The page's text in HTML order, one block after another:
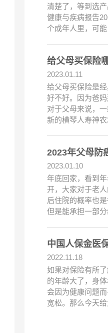
清楚了，等到选
健康与疾病报告
个成年人里，可能
给父母买保险
2023.01.11
给父母买保险是
好不好。因为爸
对于父母来说，
新的横琴人寿神
2023年父母防
2023.01.10
年底回家，看到
开，大家对于老
后住院的概率也
但是能承担一部
中国人保金医
2022.11.18
如果对保险有所
的年龄大了，身
会因为健康问题
宽松。那么今天